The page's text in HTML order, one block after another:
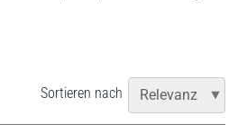
Sortieren nach